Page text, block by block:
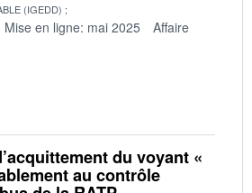
(IGEDD)
Mise en ligne: mai 2025
Affaire
du voyant «
au contrôle